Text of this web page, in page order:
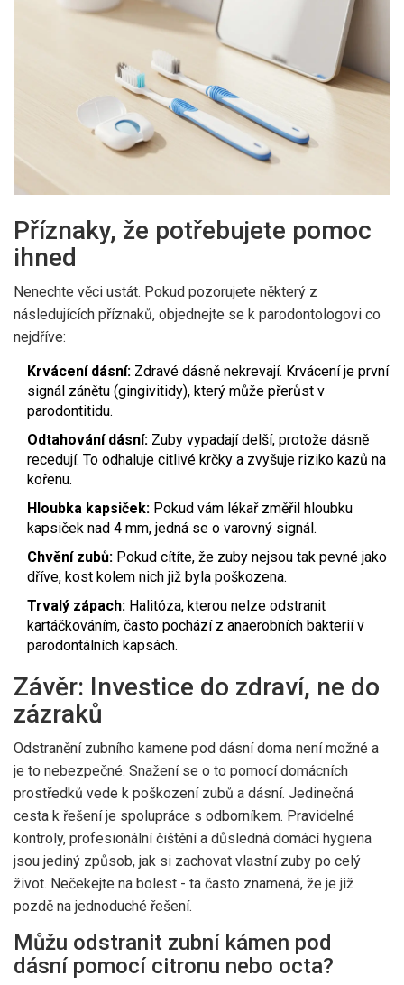
Příznaky, že potřebujete pomoc
ihned
Nenechte věci ustát. Pokud pozorujete některý z
následujících příznaků, objednejte se k parodontologovi co
nejdříve:
Krvácení dásní: Zdravé dásně nekrevají. Krvácení je první
signál zánětu (gingivitidy), který může přerůst v
parodontitidu.
Odtahování dásní: Zuby vypadají delší, protože dásně
recedují. To odhaluje citlivé krčky a zvyšuje riziko kazů na
kořenu.
Hloubka kapsiček: Pokud vám lékař změřil hloubku
kapsiček nad 4 mm, jedná se o varovný signál.
Chvění zubů: Pokud cítíte, že zuby nejsou tak pevné jako
dříve, kost kolem nich již byla poškozena.
Trvalý zápach: Halitóza, kterou nelze odstranit
kartáčkováním, často pochází z anaerobních bakterií v
parodontálních kapsách.
Závěr: Investice do zdraví, ne do
zázraků
Odstranění zubního kamene pod dásní doma není možné a
je to nebezpečné. Snažení se o to pomocí domácních
prostředků vede k poškození zubů a dásní. Jedinečná
cesta k řešení je spolupráce s odborníkem. Pravidelné
kontroly, profesionální čištění a důsledná domácí hygiena
jsou jediný způsob, jak si zachovat vlastní zuby po celý
život. Nečekejte na bolest - ta často znamená, že je již
pozdě na jednoduché řešení.
Můžu odstranit zubní kámen pod
dásní pomocí citronu nebo octa?